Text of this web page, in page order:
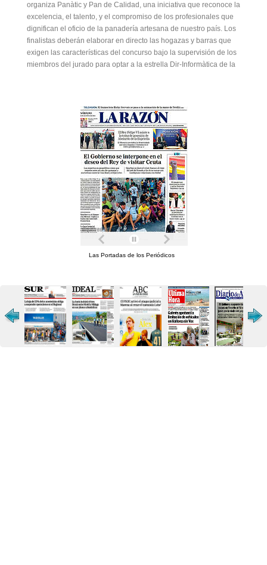
organiza Panàtic y Pan de Calidad, una iniciativa que reconoce la
excelencia, el talento, y el compromiso de los profesionales que
dignifican el oficio de la panadería artesana de nuestro país. Los
finalistas deberán elaborar en directo las hogazas y barras que
exigen las características del concurso bajo la supervisión de los
miembros del jurado para optar a la estrella Dir-Informàtica de la
Las Portadas de los Periódicos